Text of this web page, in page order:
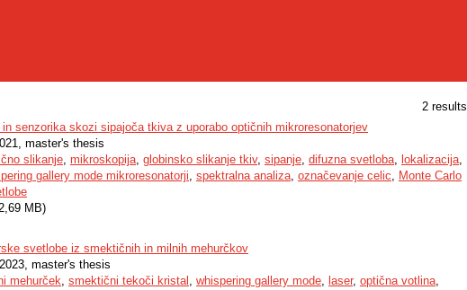
2 results
in senzorika skozi sipajoča tkiva z uporabo optičnih mikroresonatorjev
master's thesis
slikanje, mikroskopija, globinsko slikanje tkiv, sipanje, difuzna svetloba, lokalizacija,
gallery mode mikroresonatorji, spektralna analiza, označevanje celic, Monte Carlo
MB)
svetlobe iz smektičnih in milnih mehurčkov
master's thesis
mehurček, smektični tekoči kristal , whispering gallery mode, laser, optična votlina,